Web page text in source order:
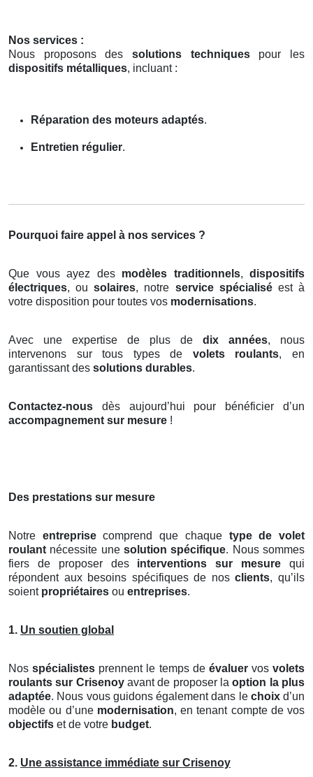
Nos services :
Nous proposons des solutions techniquespour les
dispositifs métalliques, incluant :
Réparation des moteurs adaptés.
Entretien régulier.
Pourquoi faire appel à nos services ?
Que vous ayez des modèles traditionnels, dispositifs
électriques, ousolaires, notre service spécialiséest à
votre disposition pour toutes vos modernisations.
Avec une expertise de plus de dix années, nous
intervenons sur tous types de volets roulants, en
garantissant des solutions durables.
Contactez-nous dès aujourd’hui pour bénéficier d’un
accompagnement sur mesure !
Des prestations sur mesure
Notre entreprisecomprend que chaque type de volet
roulant nécessite une solution spécifique. Nous sommes
fiers de proposer des interventions sur mesure qui
répondent aux besoins spécifiques de nosclients, qu’ils
soient propriétaires ou entreprises.
1. Un soutien global
Nosspécialistes prennent le temps de évaluervos volets
roulants sur Crisenoyavant de proposer laoption la plus
adaptée. Nous vous guidons également dans le choixd’un
modèle ou d’une modernisation, en tenant compte de vos
objectifs et de votre budget.
2. Une assistance immédiate sur Crisenoy